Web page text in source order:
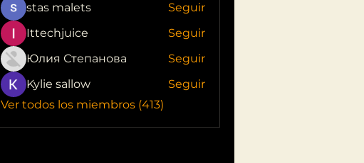
stas malets
Seguir
Ittechjuice
Seguir
Юлия Степанова
Seguir
Kylie sallow
Seguir
Ver todos los miembros (413)